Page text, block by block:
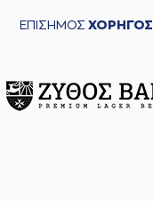
ΕΠΙΣΗΜΟΣ ΧΟΡΗΓΟΣ